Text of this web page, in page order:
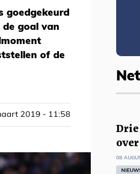
goedgekeurd
de goal van
of de
2019 - 11:58
08